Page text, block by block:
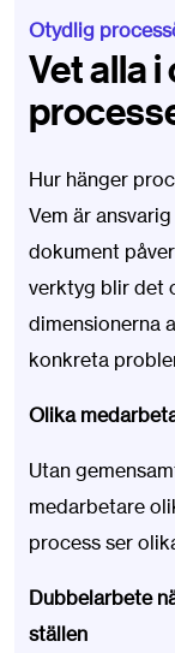
Otydlig
Vet alla
Hur hänger
Vem är
dokument
verktyg blir det
dimensionerna
konkreta
Olika
Utan
medarbetare
process ser
Dubbelarbete
ställen